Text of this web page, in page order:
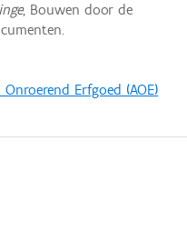
, Bouwen door de
Onroerend Erfgoed (AOE)